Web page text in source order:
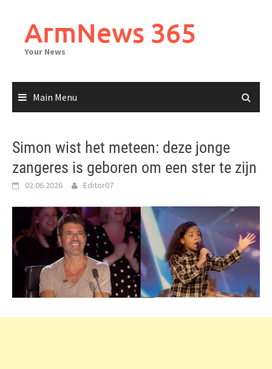
contentArmNews 365
Your News
Main Menu
Simon wist het meteen: deze jonge
zangeres is geboren om een ster te zijn
02.06.2026 Editor07